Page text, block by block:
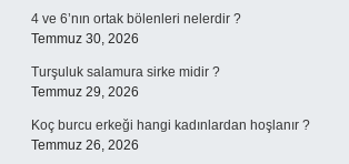
4 ve 6’nın ortak bölenleri nelerdir ?
Temmuz 30, 2026
Turşuluk salamura sirke midir ?
Temmuz 29, 2026
Koç burcu erkeği hangi kadınlardan hoşlanır ?
Temmuz 26, 2026